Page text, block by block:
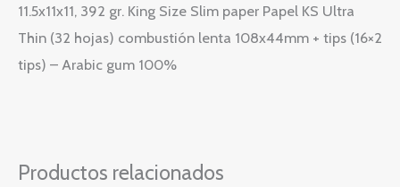
11.5x11x11, 392 gr. King Size Slim paper Papel KS Ultra
Thin (32 hojas) combustión lenta 108x44mm + tips (16×2
tips) – Arabic gum 100%
Productos relacionados